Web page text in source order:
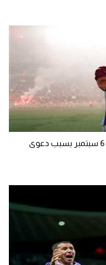
الشروق: استدعاء محمد صلاح أمام المحكمة 6 سبتمبر بسبب دعوى